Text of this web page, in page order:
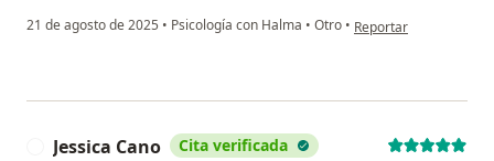
21 de agosto de 2025 • Psicología con Halma • Otro • en opinión del
Reportar
Jessica Cano Cita verificada